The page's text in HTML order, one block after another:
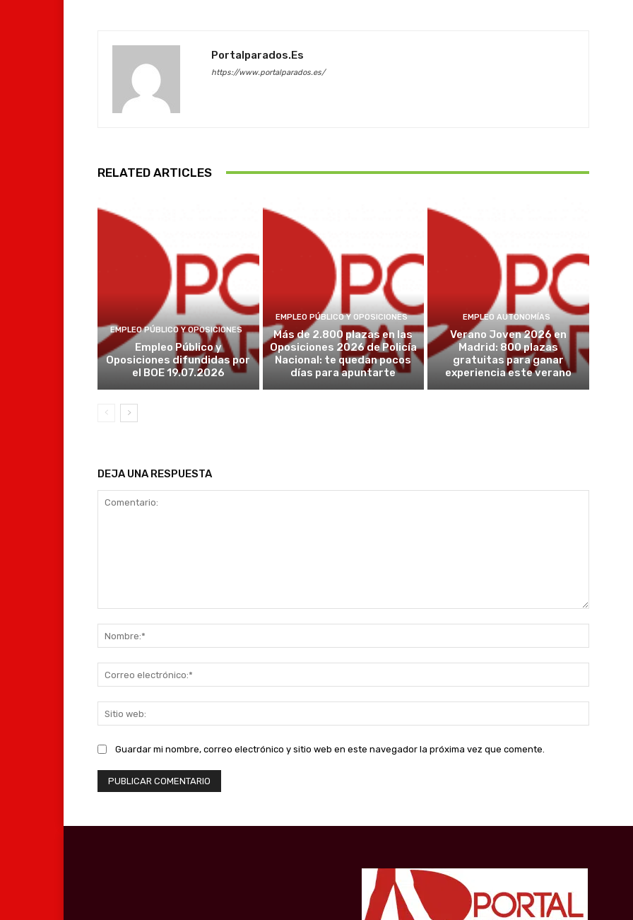
Portalparados.es
https://www.portalparados.es/
RELATED ARTICLES
EMPLEO PÚBLICO Y OPOSICIONES
Empleo Público y
Oposiciones difundidas por
el BOE 19.07.2026
EMPLEO PÚBLICO Y OPOSICIONES
Más de 2.800 plazas en las
Oposiciones 2026 de Policía
Nacional: te quedan pocos
días para apuntarte
EMPLEO AUTONOMÍAS
Verano Joven 2026 en
Madrid: 800 plazas
gratuitas para ganar
experiencia este verano
DEJA UNA RESPUESTA
web:
Guardar mi nombre, correo electrónico y sitio web en este navegador la próxima vez que comente.